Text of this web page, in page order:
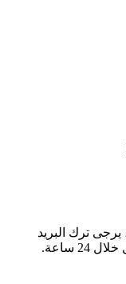
يرجى ترك البريد
ساعة.